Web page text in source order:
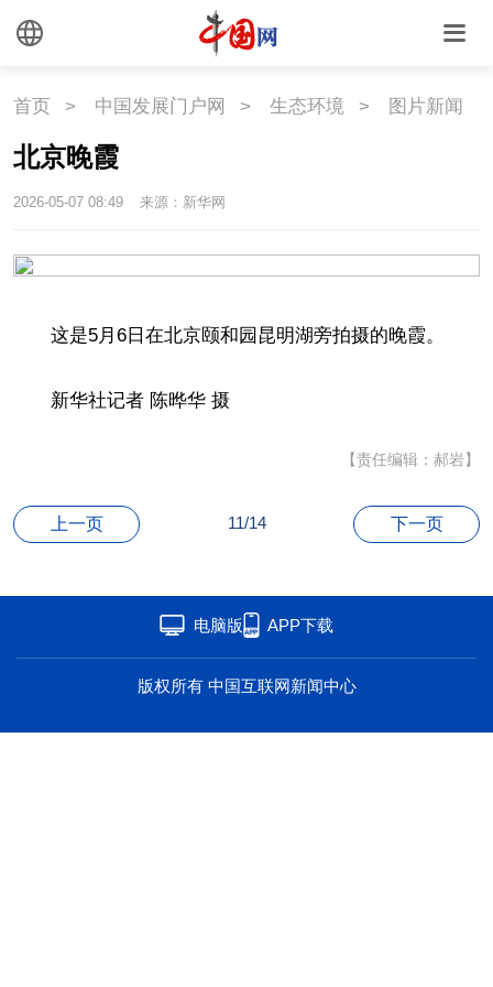
中国关键词
文化
文化
悦读 民藏 中医
中国瓷
一带一路
海洋 草原 湾区
首页 > 中国发展门户网 > 生态环境 > 图片新闻
北京晚霞
2026-05-07 08:49 来源：新华网
这是5月6日在北京颐和园昆明湖旁拍摄的晚霞。
新华社记者 陈晔华 摄
【责任编辑：郝岩】
上一页 11/14 下一页
电脑版 APP下载
版权所有 中国互联网新闻中心